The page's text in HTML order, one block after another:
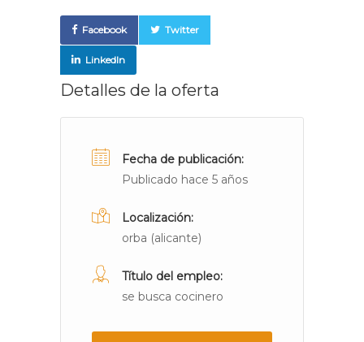
Facebook Twitter
LinkedIn
Detalles de la oferta
Fecha de publicación:
Publicado hace 5 años
Localización:
orba (alicante)
Título del empleo:
se busca cocinero